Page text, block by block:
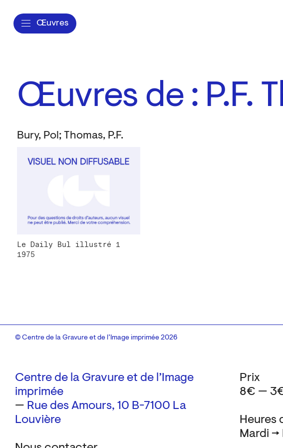
Œuvres
Œuvres de : P.F.
Bury, Pol; Thomas, P.F.
Le Daily Bul illustré 1
1975
Centre de la Gravure et de l’Image
imprimée
— Rue des Amours, 10 B-7100 La
Louvière
Heures
Mardi →
Prix
8€ —
© Centre de la Gravure et de l’Image imprimée 2026